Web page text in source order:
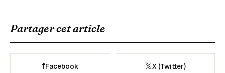
Partager cet article
fFacebook 𝕏X (Twitter)